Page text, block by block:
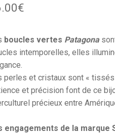
€
boucles vertes Patagona
intemporelles, elles
perles et cristaux sont « tissés
et précision font de ce
précieux entre
engagements de la marque